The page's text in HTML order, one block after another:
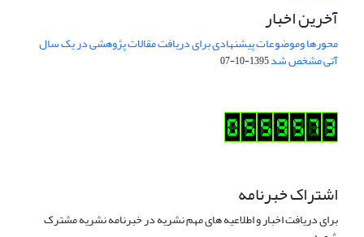
آخرین اخبار
محورها وموضوعات پیشنهادی برای دریافت مقالات پژوهشی در یک سال
آتی مشخص شد1395-10-07
اشتراک خبرنامه
برای دریافت اخبار و اطلاعیه های مهم نشریه در خبرنامه نشریه مشترک